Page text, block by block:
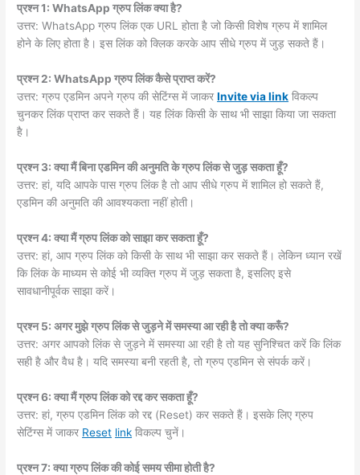
प्रश्न 1: WhatsApp ग्रुप लिंक क्या है?
उत्तर: WhatsApp ग्रुप लिंक एक URL होता है जो किसी विशेष ग्रुप में शामिल
होने के लिए होता है। इस लिंक को क्लिक करके आप सीधे ग्रुप में जुड़ सकते हैं।
प्रश्न 2: WhatsApp ग्रुप लिंक कैसे प्राप्त करें?
उत्तर: ग्रुप एडमिन अपने ग्रुप की सेटिंग्स में जाकरInvite via link विकल्प
चुनकर लिंक प्राप्त कर सकते हैं। यह लिंक किसी के साथ भी साझा किया जा सकता
है।
प्रश्न 3: क्या मैं बिना एडमिन की अनुमति के ग्रुप लिंक से जुड़ सकता हूँ?
उत्तर: हां, यदि आपके पास ग्रुप लिंक है तो आप सीधे ग्रुप में शामिल हो सकते हैं,
एडमिन की अनुमति की आवश्यकता नहीं होती।
प्रश्न 4: क्या मैं ग्रुप लिंक को साझा कर सकता हूँ?
उत्तर: हां, आप ग्रुप लिंक को किसी के साथ भी साझा कर सकते हैं। लेकिन ध्यान रखें
कि लिंक के माध्यम से कोई भी व्यक्ति ग्रुप में जुड़ सकता है, इसलिए इसे
सावधानीपूर्वक साझा करें।
प्रश्न 5: अगर मुझे ग्रुप लिंक से जुड़ने में समस्या आ रही है तो क्या करूँ?
उत्तर: अगर आपको लिंक से जुड़ने में समस्या आ रही है तो यह सुनिश्चित करें कि लिंक
सही है और वैध है। यदि समस्या बनी रहती है, तो ग्रुप एडमिन से संपर्क करें।
प्रश्न 6: क्या मैं ग्रुप लिंक को रद्द कर सकता हूँ?
उत्तर: हां, ग्रुप एडमिन लिंक को रद्द (Reset) कर सकते हैं। इसके लिए ग्रुप
सेटिंग्स में जाकर Reset link विकल्प चुनें।
प्रश्न 7: क्या ग्रुप लिंक की कोई समय सीमा होती है?